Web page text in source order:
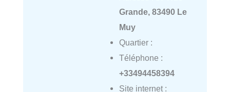
Grande, 83490 Le
Muy
Quartier :
Téléphone :
+33494458394
Site internet :